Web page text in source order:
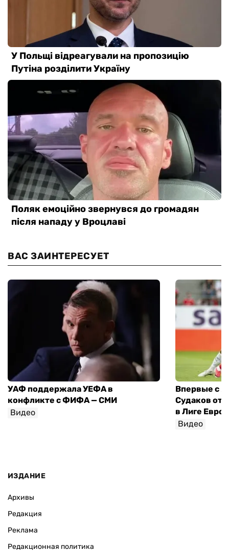
ВАС ЗАИНТЕРЕСУЕТ
УАФ поддержала УЕФА в
конфликте с ФИФА — СМИ
Видео
Впервые с
Судаков
в Лиге
Видео
ИЗДАНИЕ
Архивы
Редакция
Реклама
Редакционная политика